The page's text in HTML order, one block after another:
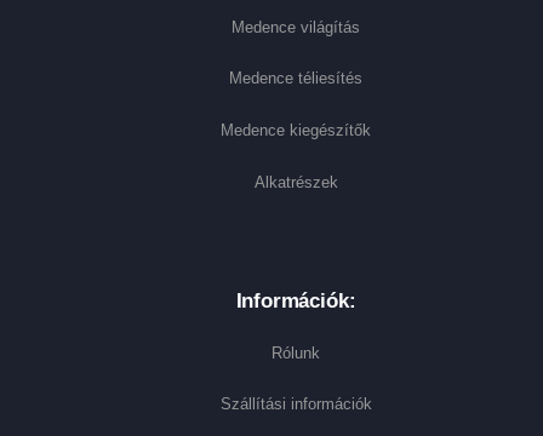
Medence világítás
Medence téliesítés
Medence kiegészítők
Alkatrészek
Információk:
Rólunk
Szállítási információk